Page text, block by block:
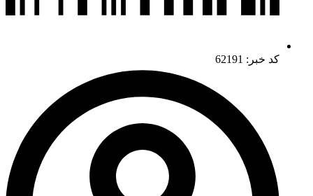
کد خبر: 62191